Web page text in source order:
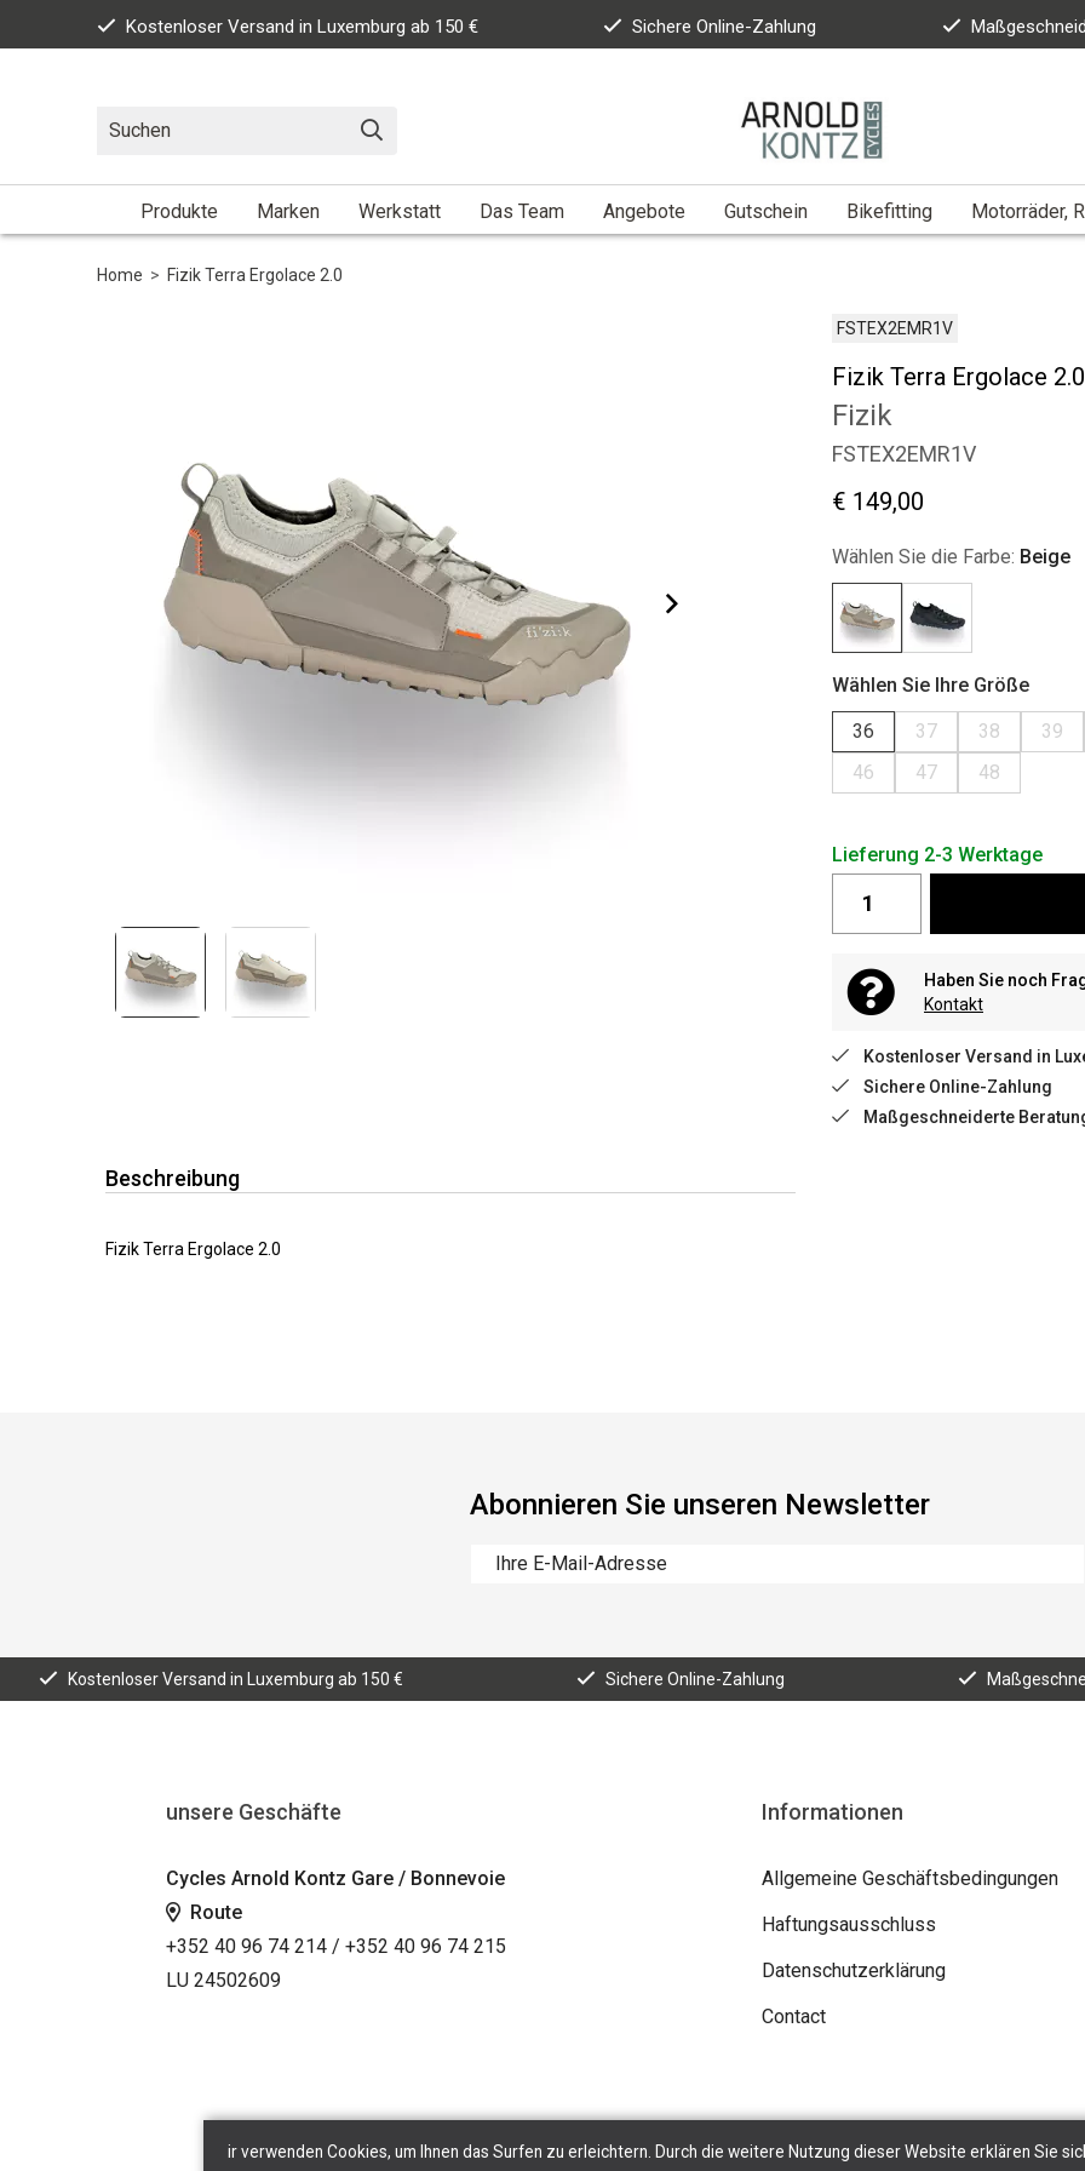
Kostenloser Versand in Luxemburg ab 150 € Sichere Online-Zahlung
Produkte Marken Werkstatt Das Team Angebote Gutschein Bikefitting Motorräder,
Home > Fizik Terra Ergolace 2.0
FSTEX2EMR1V
Fizik Terra Ergolace 2.0
Fizik
FSTEX2EMR1V
€ 149,00
Wählen Sie die Farbe: Beige
Wählen Sie Ihre Größe
36
37 38
39
46
47 48
Lieferung 2-3 Werktage
Haben Sie noch
Kontakt
Kostenloser Versand in
Sichere Online-Zahlung
Maßgeschneiderte
Beschreibung
Fizik Terra Ergolace 2.0
Abonnieren Sie unseren Newsletter
Kostenloser Versand in Luxemburg ab 150 € Sichere Online-Zahlung
unsere Geschäfte
Cycles Arnold Kontz Gare / Bonnevoie
Route
+352 40 96 74 214 / +352 40 96 74 215
LU 24502609
Informationen
Allgemeine Geschäftsbedingungen
Haftungsausschluss
Datenschutzerklärung
Contact
ir verwenden Cookies, um Ihnen das Surfen zu erleichtern. Durch die weitere Nutzung dieser Website erklären Sie